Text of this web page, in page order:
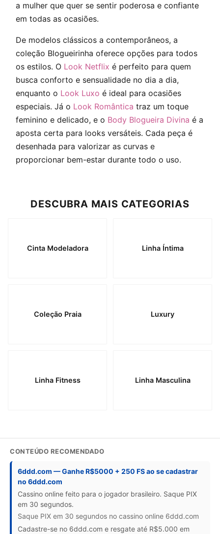
a mulher que quer se sentir poderosa e confiante
em todas as ocasiões.
De modelos clássicos a contemporâneos, a
coleção Blogueirinha oferece opções para todos
os estilos. O Look Netflix é perfeito para quem
busca conforto e sensualidade no dia a dia,
enquanto o Look Luxo é ideal para ocasiões
especiais. Já o Look Romântica traz um toque
feminino e delicado, e o Body Blogueira Divina é a
aposta certa para looks versáteis. Cada peça é
desenhada para valorizar as curvas e
proporcionar bem-estar durante todo o uso.
DESCUBRA MAIS CATEGORIAS
Cinta Modeladora Linha Íntima
Coleção Praia Luxury
Linha Fitness Linha Masculina
CONTEÚDO RECOMENDADO
6ddd.com — Ganhe R$5000 + 250 FS ao se cadastrar
no 6ddd.com
Cassino online feito para o jogador brasileiro. Saque PIX
em 30 segundos.
Saque PIX em 30 segundos no cassino online 6ddd.com
Cadastre-se no 6ddd.com e resgate até R$5.000 em